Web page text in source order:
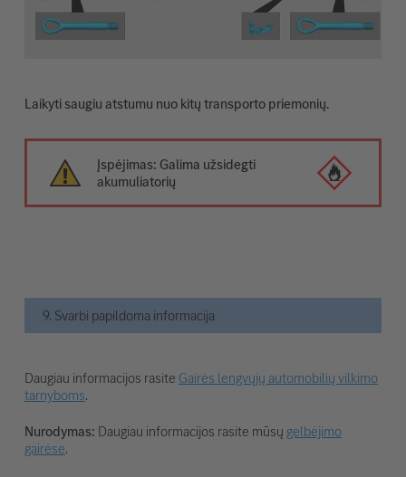
Laikyti saugiu atstumu nuo kitų transporto priemonių.
Įspėjimas: Galima užsidegti
akumuliatorių
9. Svarbi papildoma informacija
Daugiau informacijos rasite Gairės lengvųjų automobilių vilkimo
tarnyboms.
Nurodymas: Daugiau informacijos rasite mūsų gelbėjimo
gairėse.